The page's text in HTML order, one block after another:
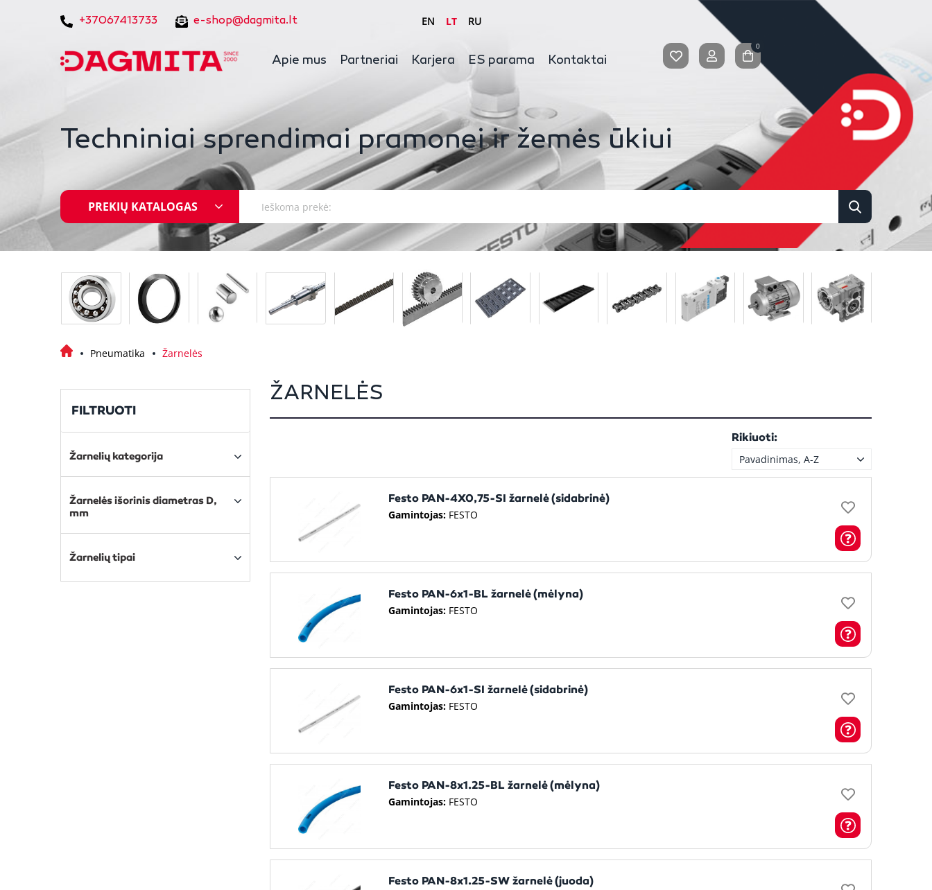
+37067413733 e-shop@dagmita.lt EN LT RU
Apie mus Partneriai Karjera ES parama Kontaktai
0
Techniniai sprendimai pramonei ir žemės ūkiui
PREKIŲ KATALOGAS
Pneumatika Žarnelės
FILTRUOTI
Žarnelių kategorija
Žarnelės išorinis diametras D,
mm
Žarnelių tipai
ŽARNELĖS
Rikiuoti:
Pavadinimas, A-Z
Festo PAN-4X0,75-SI žarnelė (sidabrinė)
Gamintojas: FESTO
Festo PAN-6x1-BL žarnelė (mėlyna)
Gamintojas: FESTO
Festo PAN-6x1-SI žarnelė (sidabrinė)
Gamintojas: FESTO
Festo PAN-8x1.25-BL žarnelė (mėlyna)
Gamintojas: FESTO
Festo PAN-8x1.25-SW žarnelė (juoda)